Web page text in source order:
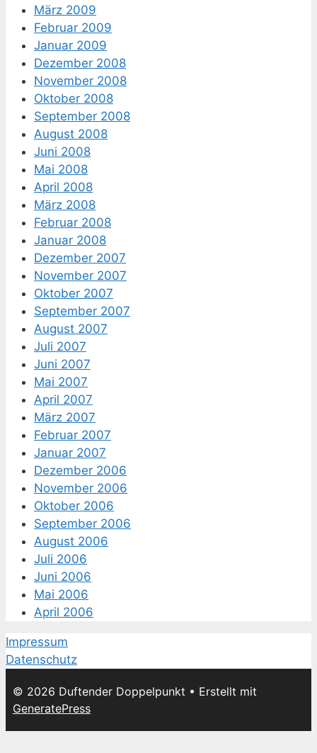
März 2009
Februar 2009
Januar 2009
Dezember 2008
November 2008
Oktober 2008
September 2008
August 2008
Juni 2008
Mai 2008
April 2008
März 2008
Februar 2008
Januar 2008
Dezember 2007
November 2007
Oktober 2007
September 2007
August 2007
Juli 2007
Juni 2007
Mai 2007
April 2007
März 2007
Februar 2007
Januar 2007
Dezember 2006
November 2006
Oktober 2006
September 2006
August 2006
Juli 2006
Juni 2006
Mai 2006
April 2006
Impressum
Datenschutz
© 2026 Duftender Doppelpunkt • Erstellt mit
GeneratePress